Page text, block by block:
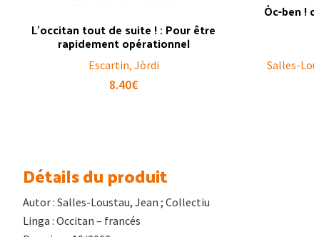
L’occitan tout de suite ! : Pour être
rapidement opérationnel
Escartin, Jòrdi
8.40€
Òc-ben !
Salles-
Détails du produit
Autor : Salles-Loustau, Jean ; Collectiu
Linga : Occitan – francés